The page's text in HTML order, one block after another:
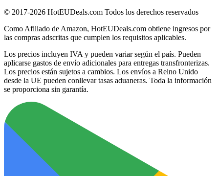
© 2017-2026 HotEUDeals.com Todos los derechos reservados
Como Afiliado de Amazon, HotEUDeals.com obtiene ingresos por
las compras adscritas que cumplen los requisitos aplicables.
Los precios incluyen IVA y pueden variar según el país. Pueden
aplicarse gastos de envío adicionales para entregas transfronterizas.
Los precios están sujetos a cambios. Los envíos a Reino Unido
desde la UE pueden conllevar tasas aduaneras. Toda la información
se proporciona sin garantía.